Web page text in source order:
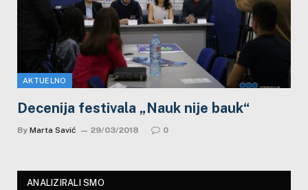
AKTUELNO
Decenija festivala „Nauk nije bauk“
By Marta Savić 29/03/2018 0
ANALIZIRALI SMO